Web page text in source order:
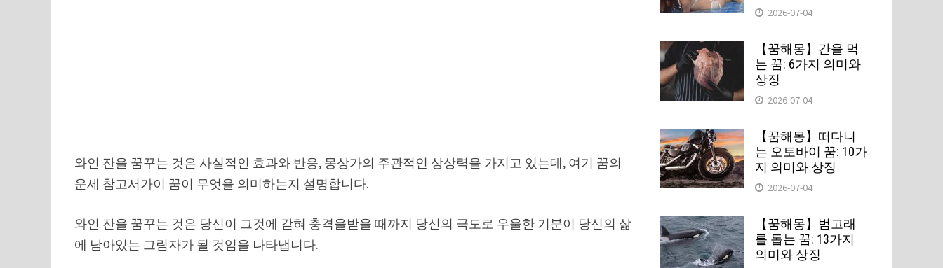
와인 잔을 꿈꾸는 것은 사실적인 효과와 반응, 몽상가의 주관적인 상상력을 가지고 있는데, 여기 꿈의
운세 참고서가이 꿈이 무엇을 의미하는지 설명합니다.
와인 잔을 꿈꾸는 것은 당신이 그것에 갇혀 충격을받을 때까지 당신의 극도로 우울한 기분이 당신의 삶
에 남아있는 그림자가 될 것임을 나타냅니다.
2026-07-04
【꿈해몽】간을 먹
는 꿈: 6가지 의미와
상징
2026-07-04
【꿈해몽】떠다니
는 오토바이 꿈: 10가
지 의미와 상징
2026-07-04
【꿈해몽】범고래
를 돕는 꿈: 13가지
의미와 상징